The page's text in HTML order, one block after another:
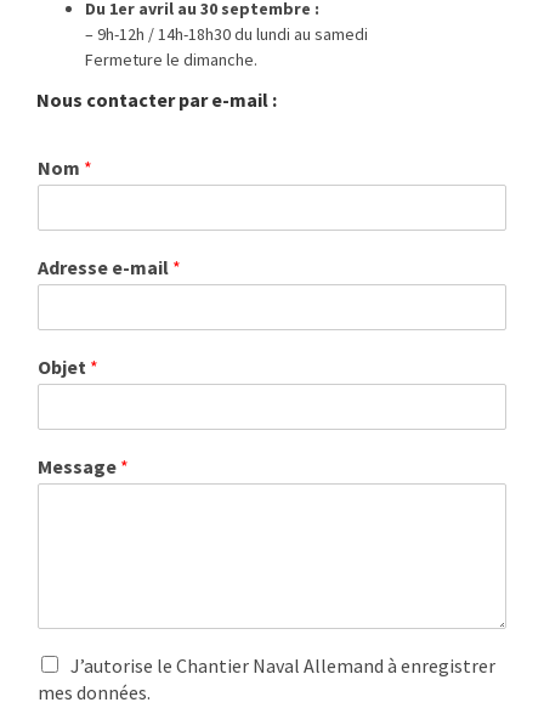
Du 1er avril au 30 septembre :
– 9h-12h / 14h-18h30 du lundi au samedi
Fermeture le dimanche.
Nous contacter par e-mail :
Nom *
Adresse e-mail *
Objet *
Message *
J’autorise le Chantier Naval Allemand à enregistrer
mes données.